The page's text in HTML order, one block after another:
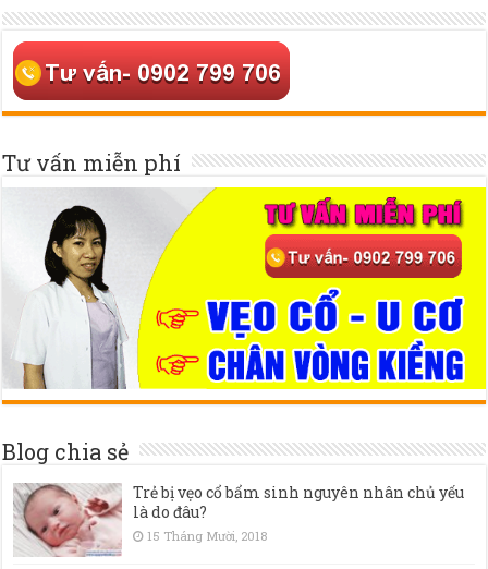
Tư vấn miễn phí
Blog chia sẻ
Trẻ bị vẹo cổ bẩm sinh nguyên nhân chủ yếu
là do đâu?
15 Tháng Mười, 2018